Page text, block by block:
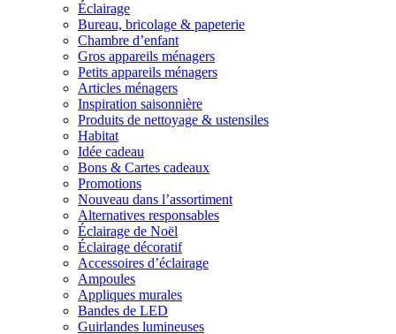
Éclairage
Bureau, bricolage & papeterie
Chambre d’enfant
Gros appareils ménagers
Petits appareils ménagers
Articles ménagers
Inspiration saisonnière
Produits de nettoyage & ustensiles
Habitat
Idée cadeau
Bons & Cartes cadeaux
Promotions
Nouveau dans l’assortiment
Alternatives responsables
Éclairage de Noël
Éclairage décoratif
Accessoires d’éclairage
Ampoules
Appliques murales
Bandes de LED
Guirlandes lumineuses